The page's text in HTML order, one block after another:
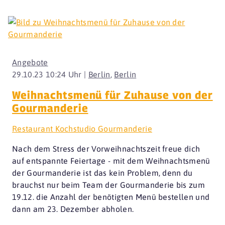
29.10.23 10:24 Uhr | Berlin, Berlin
Angebote
Weihnachtsmenü für Zuhause von der
Gourmanderie
Restaurant Kochstudio Gourmanderie
Nach dem Stress der Vorweihnachtszeit freue dich
auf entspannte Feiertage - mit dem Weihnachtsmenü
der Gourmanderie ist das kein Problem, denn du
brauchst nur beim Team der Gourmanderie bis zum
19.12. die Anzahl der benötigten Menü bestellen und
dann am 23. Dezember abholen.